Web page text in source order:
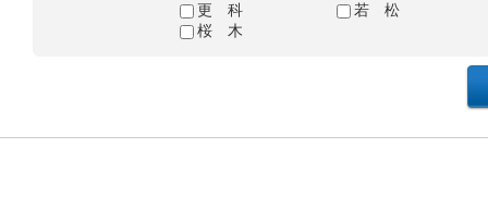
更 科
若 松
桜 木